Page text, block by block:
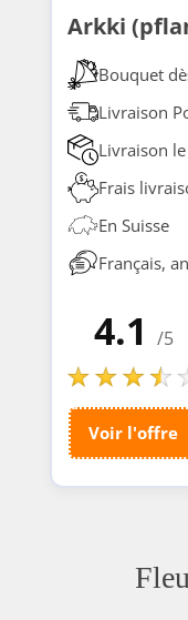
Arkki
Bouquet
Livraison
Livraison
Frais
En Suisse
Français,
4.1 /5
Voir l'offre